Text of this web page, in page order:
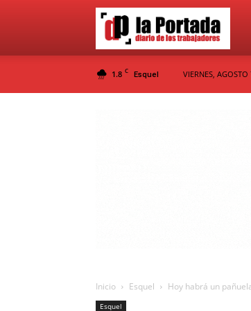
1.8 C Esquel VIERNES,
Inicio Esquel Hoy habrá un
Esquel